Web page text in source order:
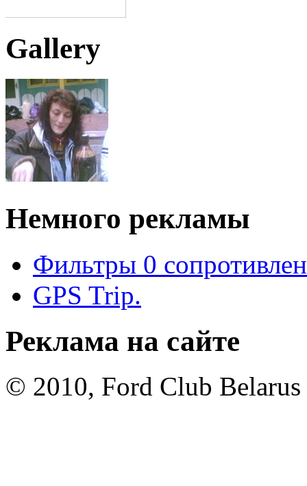
Gallery
Немного рекламы
Фильтры 0
GPS Trip.
Реклама на сайте
© 2010, Ford Club Belarus